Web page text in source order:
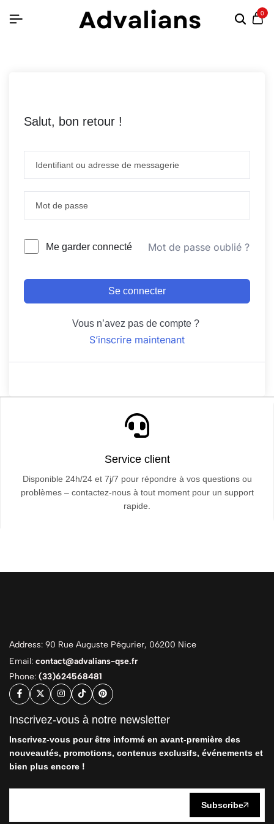
0
Salut, bon retour !
Me garder connecté Mot de passe oublié ?
Se connecter
Vous n’avez pas de compte ?
S’inscrire maintenant
Service client
Disponible 24h/24 et 7j/7 pour répondre à vos questions ou
problèmes – contactez-nous à tout moment pour un support
rapide.
Address: 90 Rue Auguste Pégurier, 06200 Nice
Email: contact@advalians-qse.fr
Phone: (33)624568481
Inscrivez-vous à notre newsletter
Inscrivez-vous pour être informé en avant-première des
nouveautés, promotions, contenus exclusifs, événements et
bien plus encore !
Subscribe